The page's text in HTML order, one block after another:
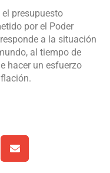
presupuesto
por el Poder
a la situación
al tiempo de
hacer un esfuerzo